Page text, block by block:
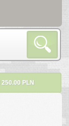
250.00 PLN